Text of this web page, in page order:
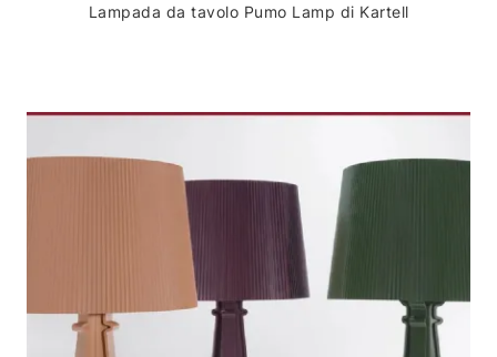
Lampada da tavolo Pumo Lamp di Kartell